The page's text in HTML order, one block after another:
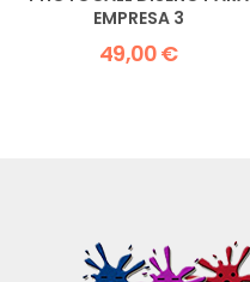
EMPRESA 3
49,00 €